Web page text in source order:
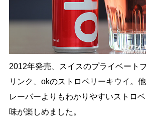
2012年発売、スイスのプライベート
リンク、okのストロベリーキウイ。
レーバーよりもわかりやすいストロ
味が楽しめました。